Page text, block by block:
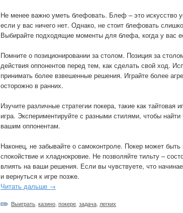
Не менее важно уметь блефовать. Блеф – это искусство
если у вас ничего нет. Однако, не стоит блефовать
Выбирайте подходящие моменты для блефа, когда у вас
Помните о позиционировании за столом. Позиция за
действия оппонентов перед тем, как сделать свой ход.
принимать более взвешенные решения. Играйте более
осторожно в ранних.
Изучите различные стратегии покера, такие как тайтовая
игра. Экспериментируйте с разными стилями, чтобы
вашим оппонентам.
Наконец, не забывайте о самоконтроле. Покер может
спокойствие и хладнокровие. Не позволяйте тильту –
влиять на ваши решения. Если вы чувствуете, что
и вернуться к игре позже.
Читать дальше →
Выиграть казино покере задача легких